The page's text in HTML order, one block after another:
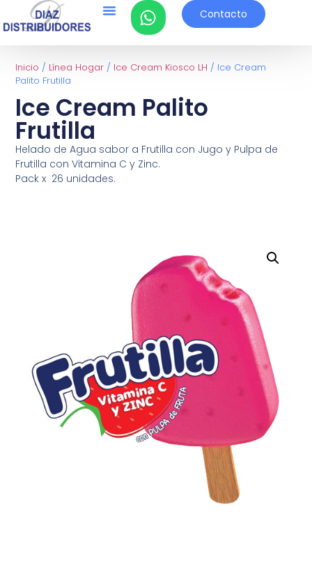
Contacto
Inicio / Línea Hogar / Ice Cream Kiosco LH / Ice Cream
Palito Frutilla
Ice Cream Palito
Frutilla
Helado de Agua sabor a Frutilla con Jugo y Pulpa de
Frutilla con Vitamina C y Zinc.
Pack x 26 unidades.